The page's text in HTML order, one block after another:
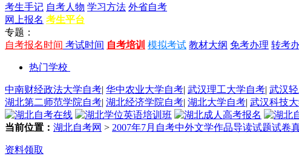
考生手记 自考人物 学习方法 外省自考
网上报名 考生平台
专题：
自考报名时间 考试时间 自考培训 模拟考试 教材大纲 免考办理 转考
热门学校
中南财经政法大学自考| 华中农业大学自考| 武汉理工大学自考| 武汉
湖北第二师范学院自考| 湖北经济学院自考| 湖北大学自考| 武汉科技
当前位置： 湖北自考网 > 2007年7月自考中外文学作品导读试题试卷
资料领取